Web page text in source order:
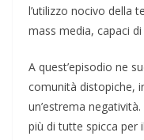
l’utilizzo nocivo della
mass media, capaci
A quest’episodio ne
comunità distopiche,
un’estrema
più di tutte spicca per